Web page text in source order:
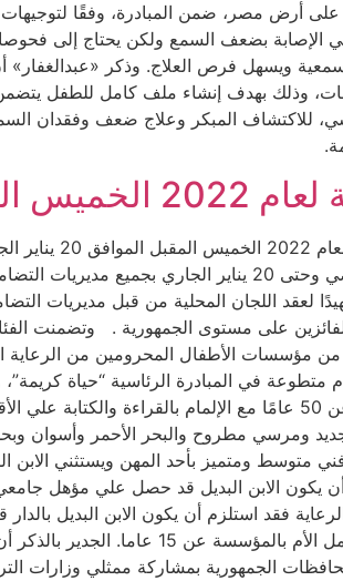
7102 طفلًا من غير المصريين المقيمين على أرض مصر، ضمن
الإصابة بضعف السمع ولكن يحتاج إلى
ويسهل فرص العلاج. وذكر «عبدالغفار» أن
وذلك بهدف إنشاء ملف كامل للطفل
للاكتشاف المبكر وعلاج ضعف وفقدان
صرحت السيدة نيفين القباج وزيرة
التقدم عقب ذلك التاريخ، مؤكدة أن الوزارة كانت قد فتحت باب التقديم اعتباراً من 20
اللجان المحلية من قبل مديريات
على مستوى الجمهورية . وتضمنت
من مؤسسات الأطفال المحرومين من الرعاية
في المبادرة الرئاسية “حياة
استحداثها في مسابقة هذا العام. وتضمنت شروط الاختيار الخاصة للفئات هذا العام ألا يقل سن الأم عن 50
متوسط ومتميز بأحد المهن ويستثني الابن
أن يكون الابن البديل قد حصل علي مؤهل
الرعاية فقد استلزم أن يكون الابن البديل
مناسب و ألا يقل عمر الأم عن 45 عامًا وأن تكون حاصلة علي مؤهل علمي
الجمهورية بمشاركة ممثلي وزارات